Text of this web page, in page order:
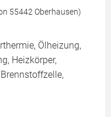
55442 Oberhausen)
Ölheizung,
Heizkörper,